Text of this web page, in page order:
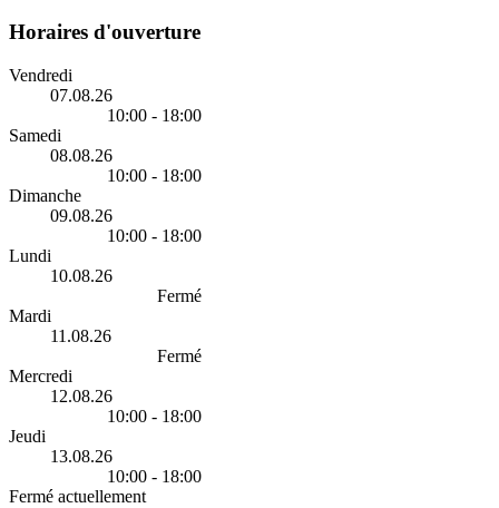
Horaires d'ouverture
Vendredi
07.08.26
10:00 - 18:00
Samedi
08.08.26
10:00 - 18:00
Dimanche
09.08.26
10:00 - 18:00
Lundi
10.08.26
Fermé
Mardi
11.08.26
Fermé
Mercredi
12.08.26
10:00 - 18:00
Jeudi
13.08.26
10:00 - 18:00
Fermé actuellement